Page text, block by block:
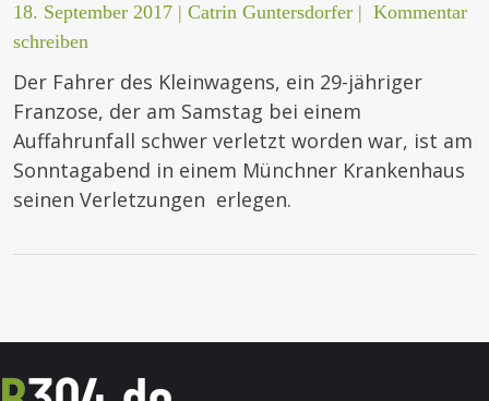
18. September 2017 | Catrin Guntersdorfer | Kommentar
schreiben
Der Fahrer des Kleinwagens, ein 29-jähriger
Franzose, der am Samstag bei einem
Auffahrunfall schwer verletzt worden war, ist am
Sonntagabend in einem Münchner Krankenhaus
seinen Verletzungen erlegen.